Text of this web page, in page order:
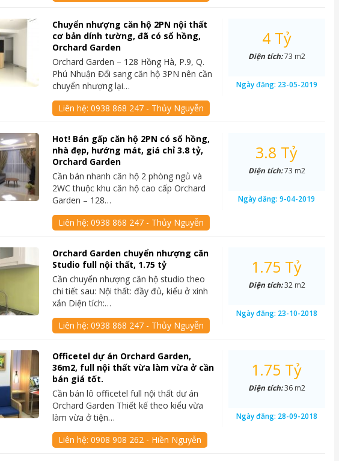
Chuyển nhượng căn hộ 2PN nội thất
cơ bản dính tường, đã có sổ hồng,
Orchard Garden
Orchard Garden – 128 Hồng Hà, P.9, Q.
Phú Nhuận Đổi sang căn hộ 3PN nên cần
chuyển nhượng lại…
Liên hệ:0938 868 247 - Thủy Nguyễn
4 Tỷ
Diện tích:73 m2
Ngày đăng: 23-05-2019
Hot! Bán gấp căn hộ 2PN có sổ hồng,
nhà đẹp, hướng mát, giá chỉ 3.8 tỷ,
Orchard Garden
Cần bán nhanh căn hộ 2 phòng ngủ và
2WC thuộc khu căn hộ cao cấp Orchard
Garden – 128…
Liên hệ:0938 868 247 - Thủy Nguyễn
3.8 Tỷ
Diện tích:73 m2
Ngày đăng:9-04-2019
Orchard Garden chuyển nhượng căn
Studio full nội thất, 1.75 tỷ
Cần chuyển nhượng căn hộ studio theo
chi tiết sau: Nội thất: đầy đủ, kiểu ở xinh
xắn Diện tích:…
Liên hệ:0938 868 247 - Thủy Nguyễn
1.75 Tỷ
Diện tích:32 m2
Ngày đăng: 23-10-2018
Officetel dự án Orchard Garden,
36m2, full nội thất vừa làm vừa ở cần
bán giá tốt.
Cần bán lô officetel full nội thất dư án
Orchard Garden Thiết kế theo kiểu vừa
làm vừa ở tiện…
Liên hệ:0908 908 262 - Hiền Nguyễn
1.75 Tỷ
Diện tích:36 m2
Ngày đăng: 28-09-2018